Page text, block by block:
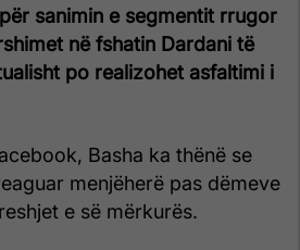
sanimin e segmentit rrugor
në fshatin Dardani të
po realizohet asfaltimi i
Basha ka thënë se
menjëherë pas dëmeve
e së mërkurës.